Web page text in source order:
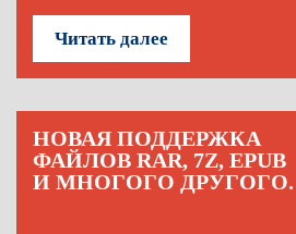
Читать далее
НОВАЯ ПОДДЕРЖКА
ФАЙЛОВ RAR, 7Z, EPUB
И МНОГОГО ДРУГОГО.